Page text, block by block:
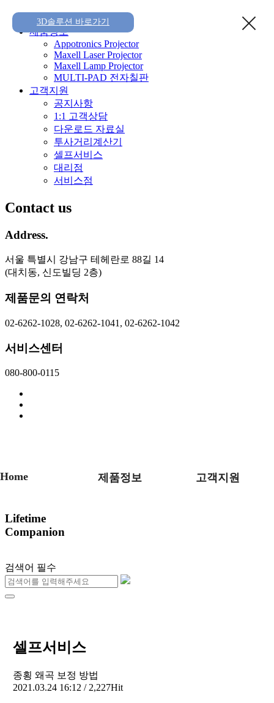
3D솔루션 바로가기
Home
제품정보
Appotronics Projector
Maxell Laser Projector
Maxell Lamp Projector
MULTI-PAD 전자칠판
고객지원
공지사항
1:1 고객상담
다운로드 자료실
투사거리계산기
셀프서비스
대리점
서비스점
Contact us
Address.
서울 특별시 강남구 테헤란로 88길 14
(대치동, 신도빌딩 2층)
제품문의 연락처
02-6262-1028, 02-6262-1041, 02-6262-1042
서비스센터
080-800-0115
Home 제품정보 고객지원
Lifetime
Companion
검색어 필수
셀프서비스
종횡 왜곡 보정 방법
2021.03.24 16:12 / 2,227Hit